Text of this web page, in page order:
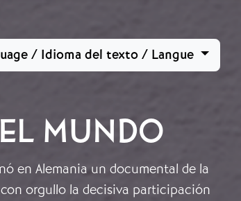
/ Idioma del texto / Langue
MUNDO
en Alemania un documental de la
orgullo la decisiva participación